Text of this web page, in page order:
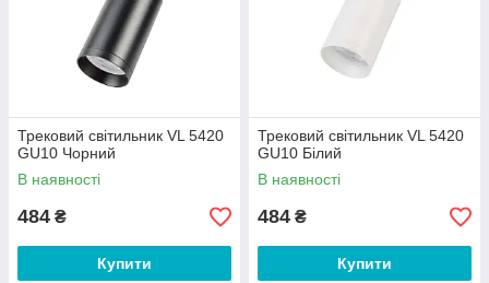
Трековий світильник VL 5420
GU10 Чорний
В наявності
484 ₴
Купити
Трековий світильник VL 5420
GU10 Білий
В наявності
484 ₴
Купити